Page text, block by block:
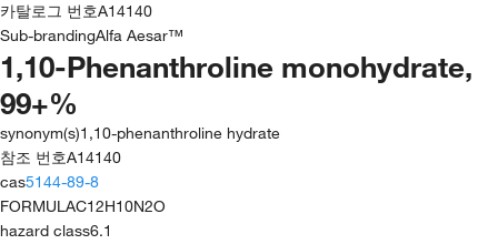
카탈로그 번호A14140
Sub-brandingAlfa Aesar™
1,10-Phenanthroline monohydrate,
99+%
synonym(s)1,10-phenanthroline hydrate
참조 번호A14140
cas5144-89-8
FORMULAC12H10N2O
hazard class6.1